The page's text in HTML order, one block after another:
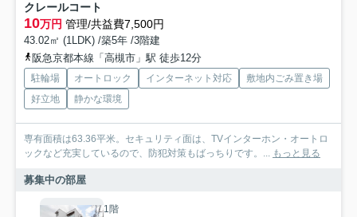
クレールコート
10万円 管理/共益費7,500円
43.02㎡ (1LDK) /築5年 /3階建
阪急京都本線「高槻市」駅 徒歩12分
駐輪場 オートロック インターネット対応
敷地内ごみ置き場
好立地
静かな環境
専有面積は63.36平米。セキュリティ面は、TVインターホン・オートロ
ックなど充実しているので、防犯対策もばっちりです。... もっと見る
募集中の部屋
1階